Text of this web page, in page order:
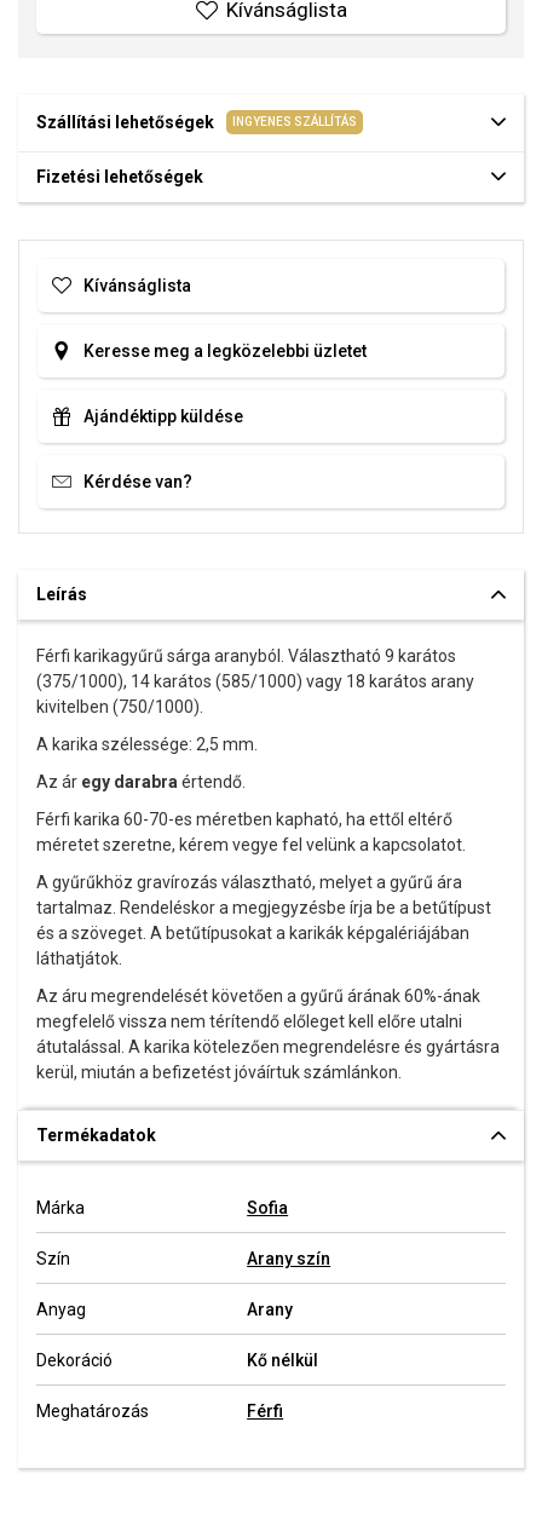
Kívánságlista
Szállítási lehetőségek INGYENES SZÁLLÍTÁS
Fizetési lehetőségek
Kívánságlista
Keresse meg a legközelebbi üzletet
Ajándéktipp küldése
Kérdése van?
Leírás
Férfi karikagyűrű sárga aranyból. Választható 9 karátos
(375/1000), 14 karátos (585/1000) vagy 18 karátos arany
kivitelben (750/1000).
A karika szélessége: 2,5 mm.
Az ár egy darabra értendő.
Férfi karika 60-70-es méretben kapható, ha ettől eltérő
méretet szeretne, kérem vegye fel velünk a kapcsolatot.
A gyűrűkhöz gravírozás választható, melyet a gyűrű ára
tartalmaz. Rendeléskor a megjegyzésbe írja be a betűtípust
és a szöveget. A betűtípusokat a karikák képgalériájában
láthatjátok.
Az áru megrendelését követően a gyűrű árának 60%-ának
megfelelő vissza nem térítendő előleget kell előre utalni
átutalással. A karika kötelezően megrendelésre és gyártásra
kerül, miután a befizetést jóváírtuk számlánkon.
Termékadatok
Márka Sofia
Szín Arany szín
Anyag Arany
Dekoráció Kő nélkül
Meghatározás Férfi